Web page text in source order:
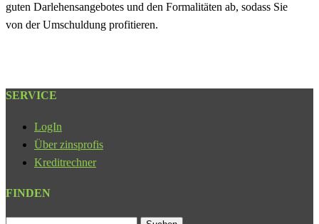
guten Darlehensangebotes und den Formalitäten ab, sodass Sie
von der Umschuldung profitieren.
SERVICE
LogIn
Über zinsprofis
Kreditrechner
FINDEN